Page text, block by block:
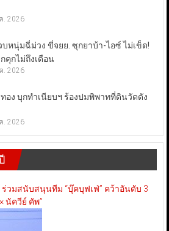
. 2026
บหนุ่มฉี่ม่วง ขี่จยย. ซุกยาบ้า-ไอซ์ ไม่เข็ด!
คุกไม่ถึงเดือน
. 2026
อง บุกทำเนียบฯ ร้องปมพิพาทที่ดินวัดดัง
. 2026
ร่วมสนับสนุนทีม “บุ๊คบุฟเฟ่” คว้าอันดับ 3
นัควีย์ คัพ”